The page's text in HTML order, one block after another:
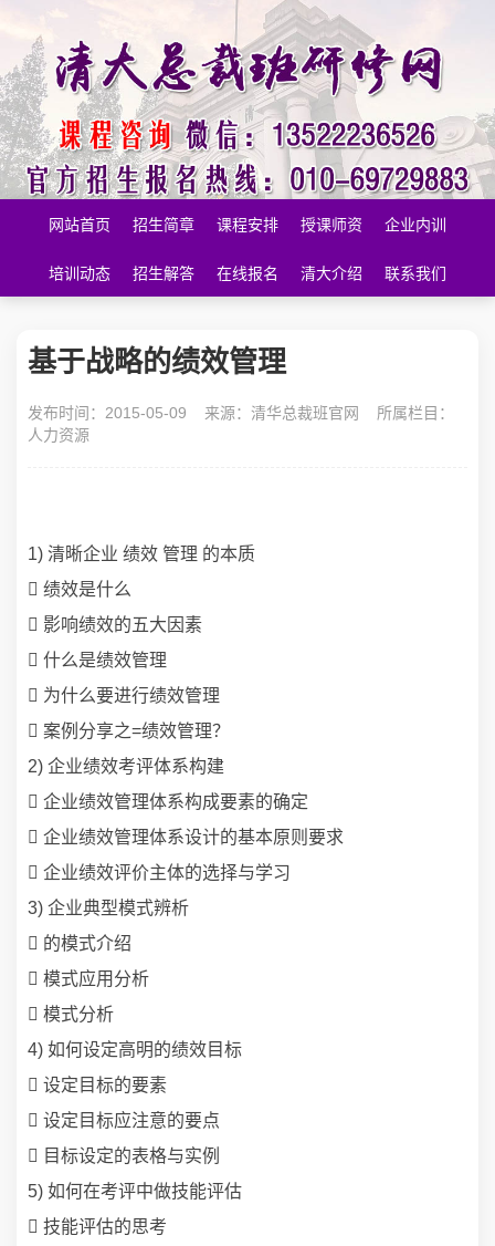
网站首页 招生简章 课程安排 授课师资 企业内训
培训动态 招生解答 在线报名 清大介绍 联系我们
基于战略的绩效管理
发布时间：2015-05-09 来源： 清华总裁班官网
所属栏目：
人力资源
1) 清晰企业 绩效 管理 的本质
 绩效是什么
 影响绩效的五大因素
 什么是绩效管理
 为什么要进行绩效管理
 案例分享之=绩效管理？
2) 企业绩效考评体系构建
 企业绩效管理体系构成要素的确定
 企业绩效管理体系设计的基本原则要求
 企业绩效评价主体的选择与学习
3) 企业典型模式辨析
 的模式介绍
 模式应用分析
 模式分析
4) 如何设定高明的绩效目标
 设定目标的要素
 设定目标应注意的要点
 目标设定的表格与实例
5) 如何在考评中做技能评估
 技能评估的思考